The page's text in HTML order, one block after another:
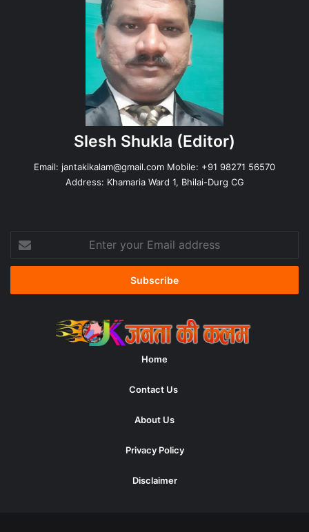
Slesh Shukla (Editor)
Email: jantakikalam@gmail.com Mobile: +91 98271 56570
Address: Khamaria Ward 1, Bhilai-Durg CG
your
Email
Home
Contact Us
About Us
Privacy Policy
Disclaimer